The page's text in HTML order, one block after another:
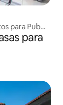
para Pub
para